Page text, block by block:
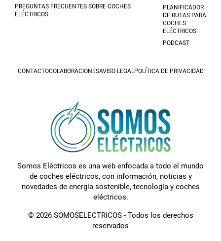
PREGUNTAS FRECUENTES SOBRE COCHES
ELÉCTRICOS
PLANIFICADOR
DE RUTAS PARA
COCHES
ELÉCTRICOS
PODCAST
CONTACTOCOLABORACIONESAVISO LEGALPOLÍTICA DE PRIVACIDAD
Somos Eléctricos es una web enfocada a todo el mundo
de coches eléctricos, con información, noticias y
novedades de energía sostenible, tecnología y coches
eléctricos.
© 2026 SOMOSELECTRICOS - Todos los derechos
reservados